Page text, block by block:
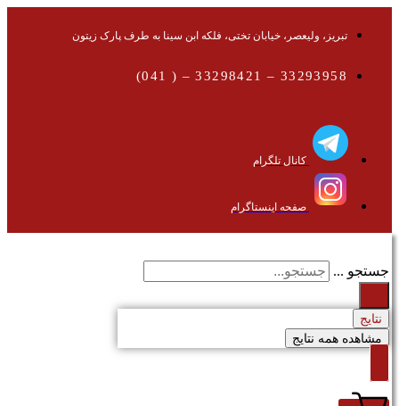
تبریز، ولیعصر، خیابان تختی، فلکه ابن سینا به طرف پارک زیتون
33293958 – 33298421 – ( 041)
کانال تلگرام
صفحه اینستاگرام
جستجو ...
نتایج
مشاهده همه نتایج